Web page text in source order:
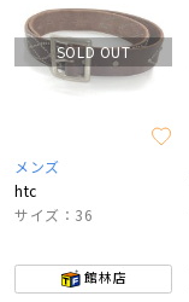
SOLD OUT
メンズ
htc
サイズ：36
館林店